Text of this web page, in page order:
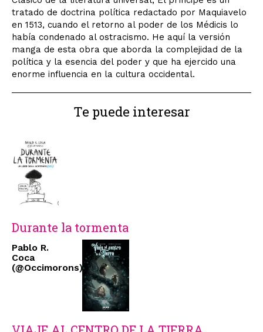
tratado de doctrina política redactado por Maquiavelo
en 1513, cuando el retorno al poder de los Médicis lo
había condenado al ostracismo. He aquí la versión
manga de esta obra que aborda la complejidad de la
política y la esencia del poder y que ha ejercido una
enorme influencia en la cultura occidental.
Te puede interesar
Durante la tormenta
Pablo R.
Coca
(@Occimorons)